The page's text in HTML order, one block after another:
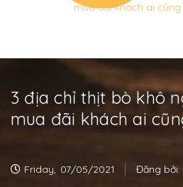
mua đãi khách ai
3 địa chỉ thịt bò khô
mua đãi khách ai
Friday, 07/05/2021 Đăng bởi: